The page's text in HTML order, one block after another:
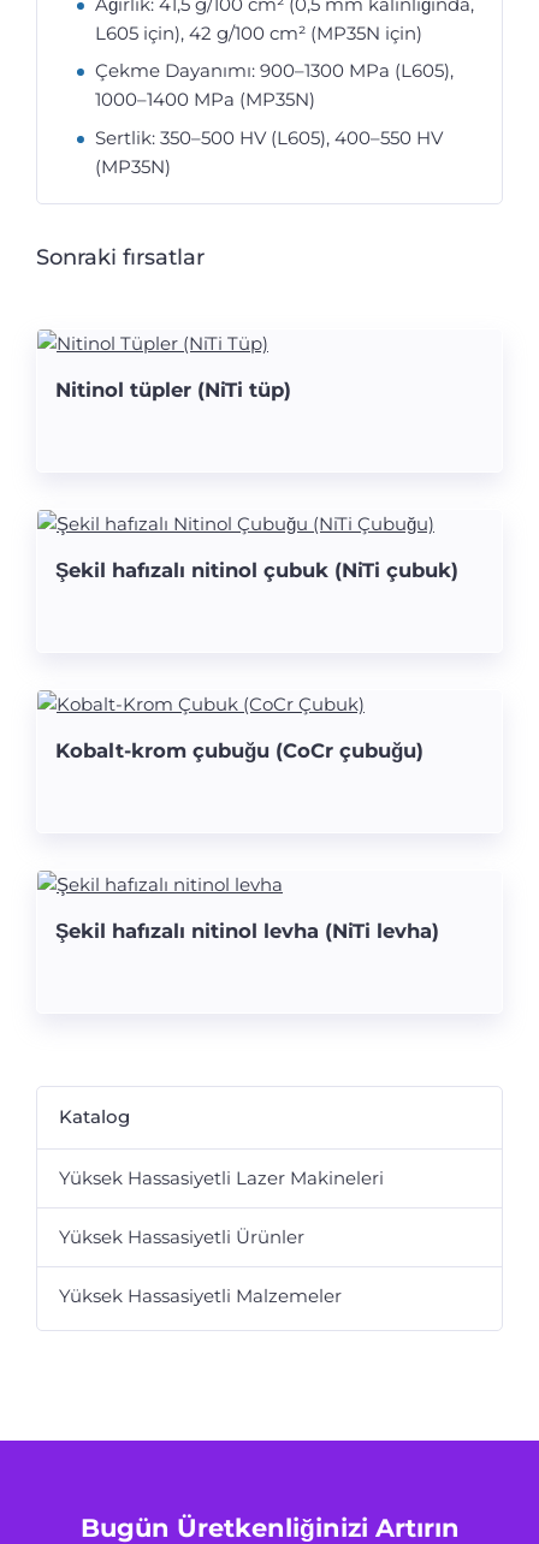
L605 için), 42 g/100 cm² (MP35N için)
Çekme Dayanımı: 900–1300 MPa (L605),
1000–1400 MPa (MP35N)
Sertlik: 350–500 HV (L605), 400–550 HV
(MP35N)
Sonraki fırsatlar
Nitinol tüpler (NiTi tüp)
Şekil hafızalı nitinol çubuk (NiTi çubuk)
Kobalt-krom çubuğu (CoCr çubuğu)
Şekil hafızalı nitinol levha (NiTi levha)
Katalog
Yüksek Hassasiyetli Lazer Makineleri
Yüksek Hassasiyetli Ürünler
Yüksek Hassasiyetli Malzemeler
Bugün Üretkenliğinizi Artırın